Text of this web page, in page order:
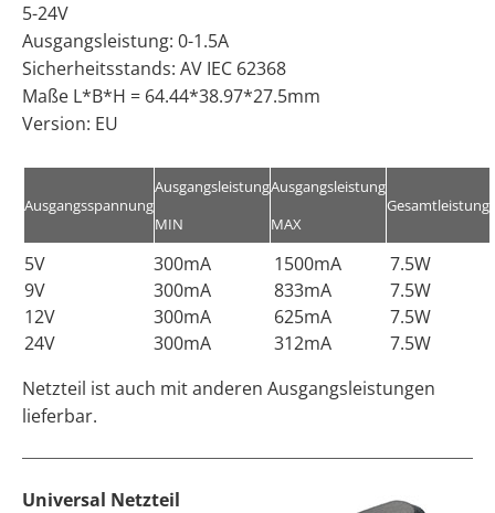
5-24V
Ausgangsleistung: 0-1.5A
Sicherheitsstands: AV IEC 62368
Maße L*B*H = 64.44*38.97*27.5mm
Version: EU
Ausgangsspannung
Ausgangsleistung
MIN
Ausgangsleistung
MAX
Gesamtleistung
5V 300mA 1500mA
7.5W
9V
300mA 833mA
7.5W
12V
300mA 625mA
7.5W
24V
300mA 312mA
7.5W
Netzteil ist auch mit anderen Ausgangsleistungen
lieferbar.
Universal Netzteil